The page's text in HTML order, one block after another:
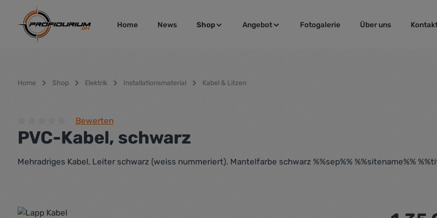
Hauptinhalt springen
Zur Hauptnavigation springen
Home News Shop Angebot Fotogalerie Über uns
Home Shop Elektrik Installationsmaterial Kabel & Litzen
Durchschnittliche Bewertung von 0 von 5 Sternen
Bewerten
PVC-Kabel, schwarz
Mehradriges Kabel, Leiter schwarz (weiss nummeriert). Mantelfarbe schwarz %%sep%% %%sitename%%
Bildergalerie überspringen Regulärer